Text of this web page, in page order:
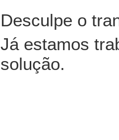
Desculpe o
Já estamos
solução.